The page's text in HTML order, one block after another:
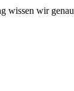
wissen wir